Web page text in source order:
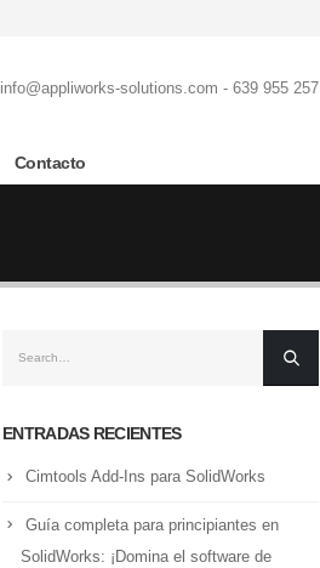
info@appliworks-solutions.com - 639 955 257
Contacto
ENTRADAS RECIENTES
Cimtools Add-Ins para SolidWorks
Guía completa para principiantes en
SolidWorks: ¡Domina el software de